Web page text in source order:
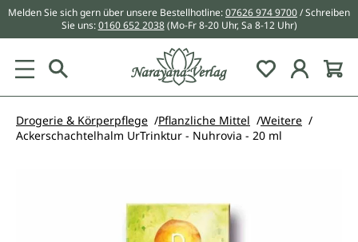
springen
Melden Sie sich gern über unsere Bestellhotline:07626 974 9700/ Schreiben
Sie uns:0160 652 2038 (Mo-Fr 8-20 Uhr, Sa 8-12 Uhr)
Du hast 0
Drogerie & Körperpflege Pflanzliche Mittel
Weitere
Ackerschachtelhalm UrTrinktur - Nuhrovia - 20 ml